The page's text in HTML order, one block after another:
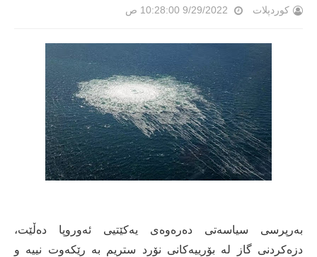
کوردپلات 9/29/2022 10:28:00 ص
بەرپرسی سیاسەتی دەرەوەی یەکێتیی ئەوروپا دەڵێت،
دزەکردنی گاز لە بۆرییەکانی نۆرد ستریم بە رێکەوت نییە و